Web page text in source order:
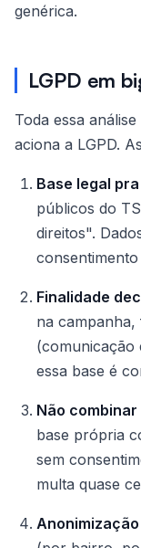
genérica.
LGPD em
Toda essa
aciona a LGPD.
Base legal
públicos do
direitos".
Finalidade
na campanha,
(comunicação
essa base é
Não
base própria
sem
multa quase